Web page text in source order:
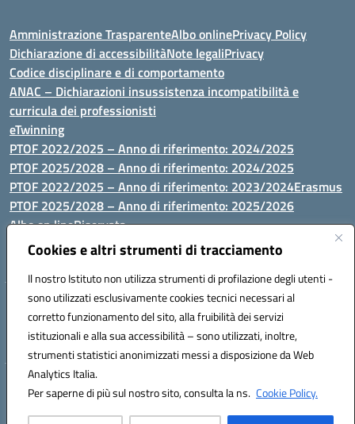
Cookies e altri strumenti di tracciamento
Il nostro Istituto non utilizza strumenti di profilazione degli utenti -
sono utilizzati esclusivamente cookies tecnici necessari al
corretto funzionamento del sito, alla fruibilità dei servizi
istituzionali e alla sua accessibilità – sono utilizzati, inoltre,
strumenti statistici anonimizzati messi a disposizione da Web
Analytics Italia.
Per saperne di più sul nostro sito, consulta la ns. Cookie Policy.
Amministrazione TrasparenteAlbo onlinePrivacy Policy
Dichiarazione di accessibilitàNote legaliPrivacy
Codice disciplinare e di comportamento
ANAC – Dichiarazioni insussistenza incompatibilità e
curricula dei professionisti
eTwinning
PTOF 2022/2025 – Anno di riferimento: 2024/2025
PTOF 2025/2028 – Anno di riferimento: 2024/2025
PTOF 2022/2025 – Anno di riferimento: 2023/2024Erasmus
PTOF 2025/2028 – Anno di riferimento: 2025/2026
Albo on lineRiservata
P.N. Dotazione di attrezzature per le palestre
Via Luna e Sole, 44 07100, Sassari - Tel 079293287 - Fax 0793764116
- Mail: ssvc010009@istruzione.it - PEC: ssvc010009@pec.istruzione.it
- C.F. / P.IVA Convitto 80000150906 - C.F. Scuole 92073300904
Hosting & Powered by 3D Solution S.r.l.
Concept & Design by Designers Italia